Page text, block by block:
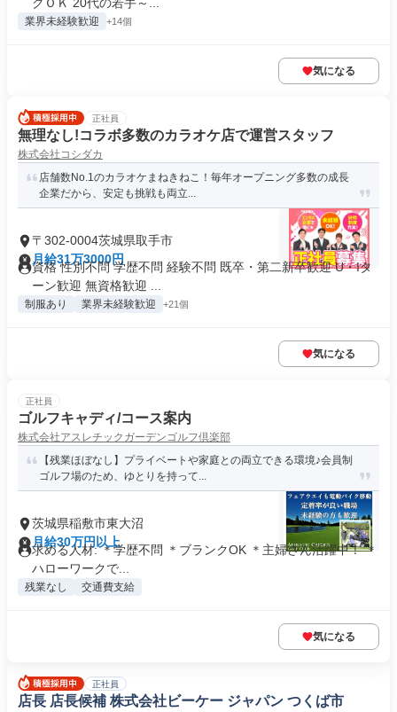
業界未経験歓迎 +14個
気になる
正社員
無理なし!コラボ多数のカラオケ店で運営スタッフ
株式会社コシダカ
店舗数No.1のカラオケまねきねこ！毎年オープニング多数の成長
企業だから、安定も挑戦も両立...
〒302-0004茨城県取手市
月給31万3000円
資格 性別不問 学歴不問 経験不問 既卒・第二新卒歓迎 U・Iタ
ーン歓迎 無資格歓迎 ...
制服あり 業界未経験歓迎 +21個
気になる
正社員
ゴルフキャディ/コース案内
株式会社アスレチックガーデンゴルフ倶楽部
【残業ほぼなし】プライベートや家庭との両立できる環境♪会員制
ゴルフ場のため、ゆとりを持って...
茨城県稲敷市東大沼
月給30万円以上
求める人材: ＊学歴不問 ＊ブランクOK ＊主婦さん活躍中！ ＊
ハローワークで...
残業なし 交通費支給
気になる
正社員
店長 店長候補 株式会社ビーケー ジャパン つくば市